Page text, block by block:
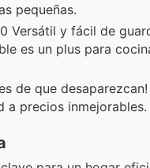
pequeñas.
Versátil y fácil de
es un plus para
de que
a precios inmejorables.